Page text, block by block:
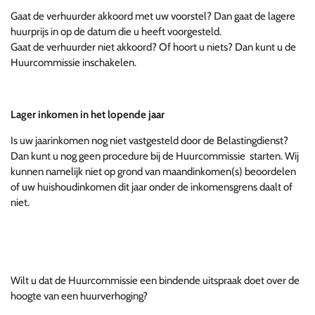
Gaat de verhuurder akkoord met uw voorstel? Dan gaat de lagere
huurprijs in op de datum die u heeft voorgesteld.
Gaat de verhuurder niet akkoord? Of hoort u niets? Dan kunt u de
Huurcommissie inschakelen.
Lager inkomen in het lopende jaar
Is uw jaarinkomen nog niet vastgesteld door de Belastingdienst?
Dan kunt u nog geen procedure bij de Huurcommissie starten. Wij
kunnen namelijk niet op grond van maandinkomen(s) beoordelen
of uw huishoudinkomen dit jaar onder de inkomensgrens daalt of
niet.
Wilt u dat de Huurcommissie een bindende uitspraak doet over de
hoogte van een huurverhoging?